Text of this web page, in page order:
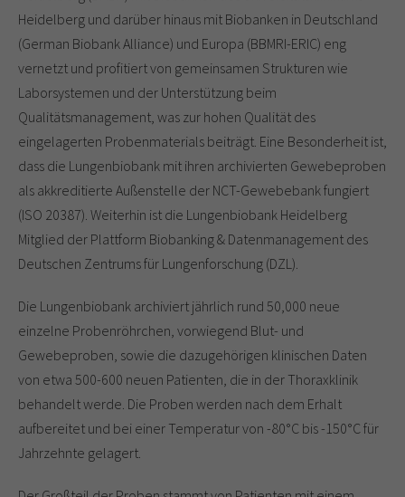
Heidelberg und darüber hinaus mit Biobanken in Deutschland
(German Biobank Alliance) und Europa (BBMRI-ERIC) eng
vernetzt und profitiert von gemeinsamen Strukturen wie
Laborsystemen und der Unterstützung beim
Qualitätsmanagement, was zur hohen Qualität des
eingelagerten Probenmaterials beiträgt. Eine Besonderheit ist,
dass die Lungenbiobank mit ihren archivierten Gewebeproben
als akkreditierte Außenstelle der NCT-Gewebebank fungiert
(ISO 20387). Weiterhin ist die Lungenbiobank Heidelberg
Mitglied der Plattform Biobanking & Datenmanagement des
Deutschen Zentrums für Lungenforschung (DZL).
Die Lungenbiobank archiviert jährlich rund 50,000 neue
einzelne Probenröhrchen, vorwiegend Blut- und
Gewebeproben, sowie die dazugehörigen klinischen Daten
von etwa 500-600 neuen Patienten, die in der Thoraxklinik
behandelt werde. Die Proben werden nach dem Erhalt
aufbereitet und bei einer Temperatur von -80°C bis -150°C für
Jahrzehnte gelagert.